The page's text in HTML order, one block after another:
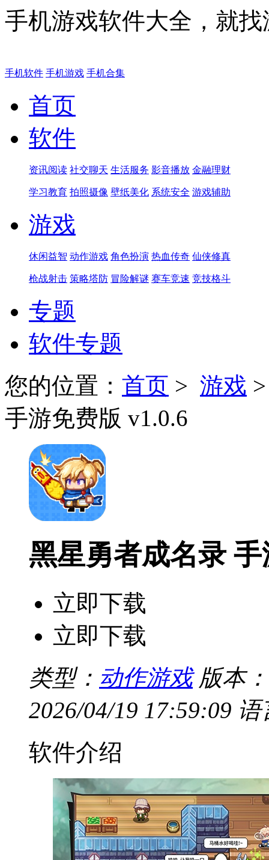
手机游戏软件大全，就
手机软件 手机游戏 手机合集
首页
软件
资讯阅读 社交聊天 生活服务 影音播放 金融理财
学习教育 拍照摄像 壁纸美化 系统安全 游戏辅助
游戏
休闲益智 动作游戏 角色扮演 热血传奇 仙侠修真
枪战射击 策略塔防 冒险解谜 赛车竞速 竞技格斗
专题
软件专题
您的位置： 首页 > 游戏
手游免费版 v1.0.6
黑星勇者成名录
立即下载
立即下载
类型： 动作游戏 版本
2026/04/19 17:59:09 语
软件介绍